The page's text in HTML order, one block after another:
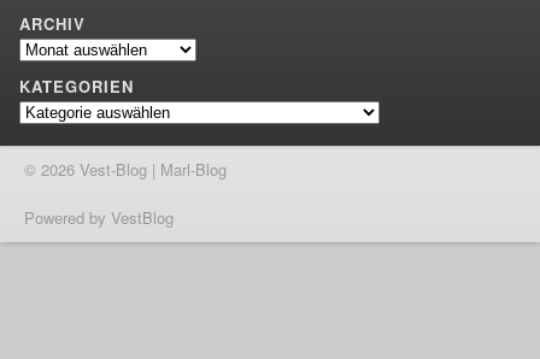
ARCHIV
Archiv
KATEGORIEN
Kategorien
© 2026 Vest-Blog | Marl-Blog
Powered by VestBlog